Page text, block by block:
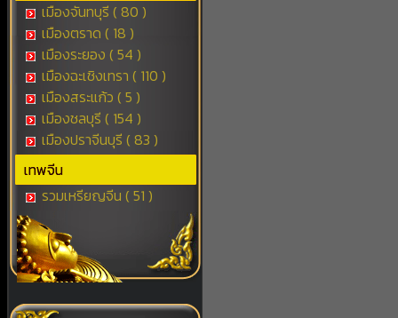
เมืองจันทบุรี ( 80 )
เมืองตราด ( 18 )
เมืองระยอง ( 54 )
เมืองฉะเชิงเทรา ( 110 )
เมืองสระแก้ว ( 5 )
เมืองชลบุรี ( 154 )
เมืองปราจีนบุรี ( 83 )
เทพจีน
รวมเหรียญจีน ( 51 )